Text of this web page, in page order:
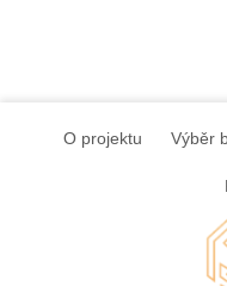
O projektu Výběr